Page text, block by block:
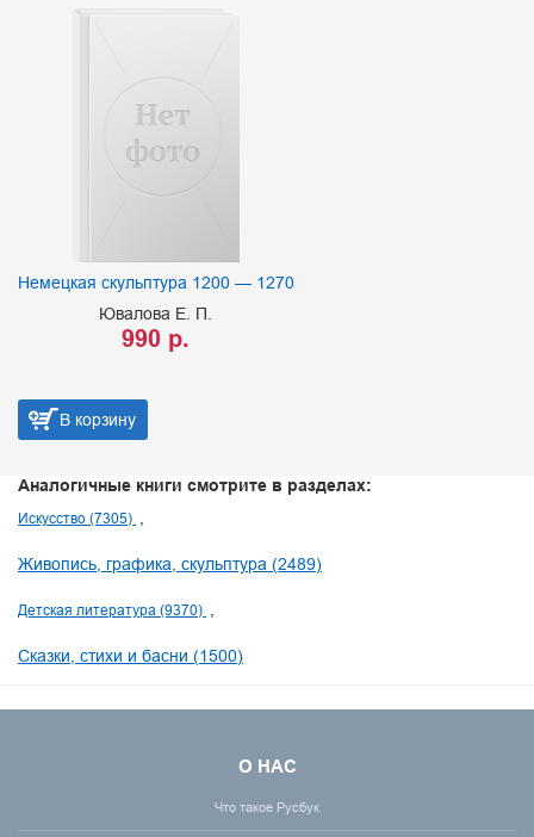
Немецкая скульптура 1200 — 1270
Ювалова Е. П.
990 р.
В корзину
Аналогичные книги смотрите в разделах:
Искусство (7305)
Живопись, графика, скульптура (2489)
Детская литература (9370)
Сказки, стихи и басни (1500)
О НАС
Что такое Русбук